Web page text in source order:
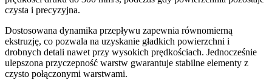
czysta i precyzyjna.
Dostosowana dynamika przepływu zapewnia równomierną
ekstruzję, co pozwala na uzyskanie gładkich powierzchni i
drobnych detali nawet przy wysokich prędkościach. Jednocześnie
ulepszona przyczepność warstw gwarantuje stabilne elementy z
czysto połączonymi warstwami.